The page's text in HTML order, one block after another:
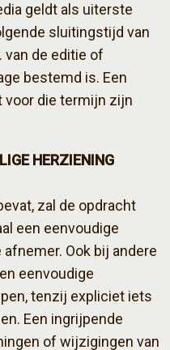
geldt als uiterste
sluitingstijd van
de editie of
bestemd is. Een
die termijn zijn
HERZIENING
zal de opdracht
een eenvoudige
Ook bij andere
eenvoudige
tenzij expliciet iets
Een ingrijpende
of wijzigingen van